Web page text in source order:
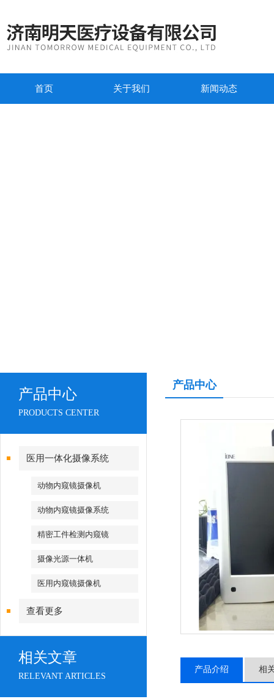
首页 关于我们 新闻动态
产品中心
PRODUCTS CENTER
医用一体化摄像系统
动物内窥镜摄像机
动物内窥镜摄像系统
精密工件检测内窥镜
摄像光源一体机
医用内窥镜摄像机
查看更多
相关文章
RELEVANT ARTICLES
产品中心
产品介绍 相